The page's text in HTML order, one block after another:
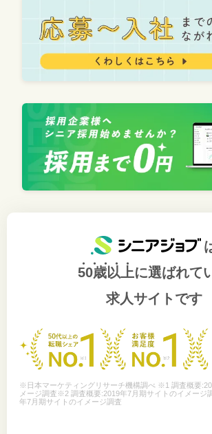
50歳以上に選ばれて
求人サイトです
※日本マーケティングリサーチ機構調べ ※1 調査概要
メージ調査※2 調査概要:2019年7月期サイトのイメー
年7月期サイトのイメージ調査